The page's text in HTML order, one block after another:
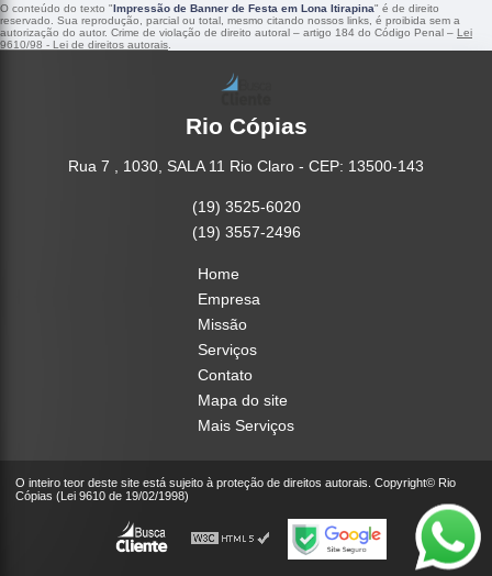
O conteúdo do texto "Impressão de Banner de Festa em Lona Itirapina" é de direito
reservado. Sua reprodução, parcial ou total, mesmo citando nossos links, é proibida sem a
autorização do autor. Crime de violação de direito autoral – artigo 184 do Código Penal – Lei
9610/98 - Lei de direitos autorais
Rio Cópias
Rua 7 , 1030, SALA 11 Rio Claro - CEP: 13500-143
(19) 3525-6020
(19) 3557-2496
Home
Empresa
Missão
Serviços
Contato
Mapa do site
Mais Serviços
O inteiro teor deste site está sujeito à proteção de direitos autorais. Copyright© Rio
Cópias (Lei 9610 de 19/02/1998)